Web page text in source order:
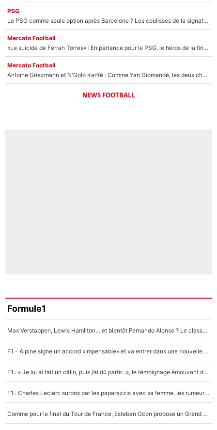
PSG
Le PSG comme seule option après Barcelone ? Les coulisses de la signature historique de Lionel Messi sont révélées au grand jour !
Mercato Football
«Le suicide de Ferran Torres» : En partance pour le PSG, le héros de la finale de la Coupe du monde s'attire les foudres de la presse espagnole !
Mercato Football
Antoine Griezmann et N'Golo Kanté : Comme Yan Diomandé, les deux champions du monde ont refusé de signer au PSG !
NEWS FOOTBALL
Formule1
Max Verstappen, Lewis Hamilton… et bientôt Fernando Alonso ? Le classement des pilotes les mieux payés en Formule 1 risque de changer !
F1 - Alpine signe un accord «impensable» et va entrer dans une nouvelle dimension : Grande nouvelle pour Pierre Gasly !
F1 : « Je lui ai fait un câlin, puis j’ai dû partir...», le témoignage émouvant de Max Verstappen sur sa fille
F1 : Charles Leclerc surpris par les paparazzis avec sa femme, les rumeurs étaient vraies !
Comme pour le final du Tour de France, Esteban Ocon propose un Grand Prix de Formule 1 à Paris : «Autour de l’Arc de Triomphe, ce serait génial» !